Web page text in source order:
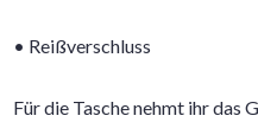
• Reißverschluss
Für die Tasche nehmt ihr das